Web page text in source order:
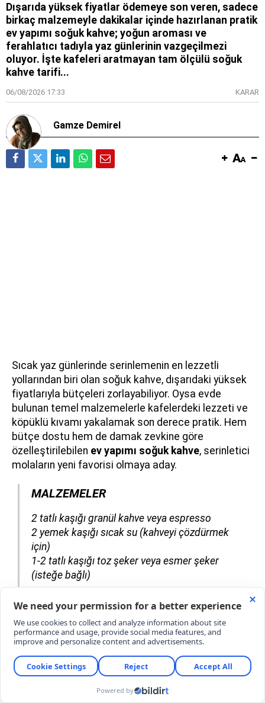
Dışarıda yüksek fiyatlar ödemeye son veren, sadece
birkaç malzemeyle dakikalar içinde hazırlanan pratik
ev yapımı soğuk kahve; yoğun aroması ve
ferahlatıcı tadıyla yaz günlerinin vazgeçilmezi
oluyor. İşte kafeleri aratmayan tam ölçülü soğuk
kahve tarifi...
06/08/2026 17:33 KARAR
Gamze Demirel
Sıcak yaz günlerinde serinlemenin en lezzetli
yollarından biri olan soğuk kahve, dışarıdaki yüksek
fiyatlarıyla bütçeleri zorlayabiliyor. Oysa evde
bulunan temel malzemelerle kafelerdeki lezzeti ve
köpüklü kıvamı yakalamak son derece pratik. Hem
bütçe dostu hem de damak zevkine göre
özelleştirilebilen ev yapımı soğuk kahve, serinletici
molaların yeni favorisi olmaya aday.
MALZEMELER
​​​​​​​2 tatlı kaşığı granül kahve veya espresso
2 yemek kaşığı sıcak su (kahveyi çözdürmek
için)
1-2 tatlı kaşığı toz şeker veya esmer şeker
(isteğe bağlı)